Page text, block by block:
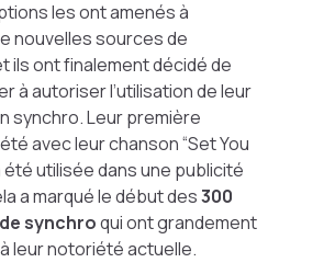
les ont amenés à
nouvelles sources de
ils ont finalement décidé de
à autoriser l’utilisation de leur
synchro. Leur première
avec leur chanson “Set You
été utilisée dans une publicité
a marqué le début des300
synchroqui ont grandement
leur notoriété actuelle.